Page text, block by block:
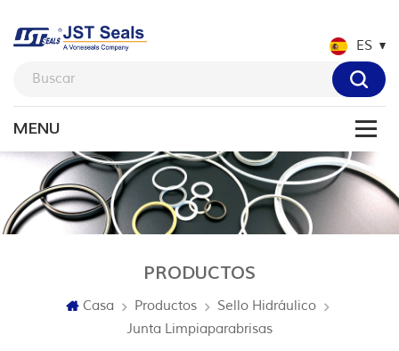
ES
PRODUCTOS
Casa Productos
Sello Hidráulico
Junta Limpiaparabrisas